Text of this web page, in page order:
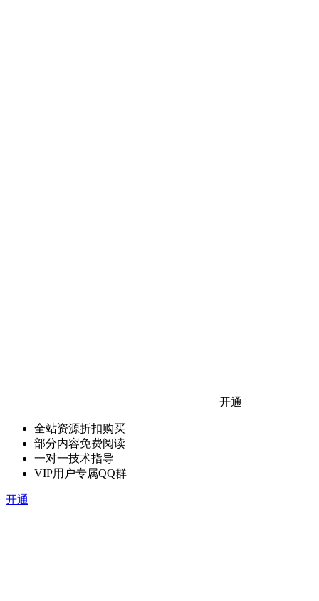
开通
全站资源折扣购买
部分内容免费阅读
一对一技术指导
VIP用户专属QQ群
开通